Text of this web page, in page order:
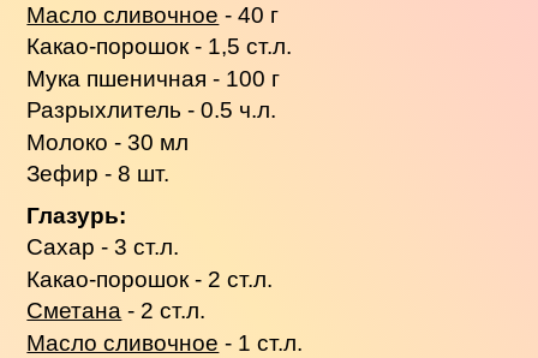
Масло сливочное - 40 г
Какао-порошок - 1,5 ст.л.
Мука пшеничная - 100 г
Разрыхлитель - 0.5 ч.л.
Молоко - 30 мл
Зефир - 8 шт.
Глазурь:
Сахар - 3 ст.л.
Какао-порошок - 2 ст.л.
Сметана - 2 ст.л.
Масло сливочное - 1 ст.л.